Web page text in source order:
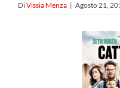
DiVissia Menza | Agosto 21,